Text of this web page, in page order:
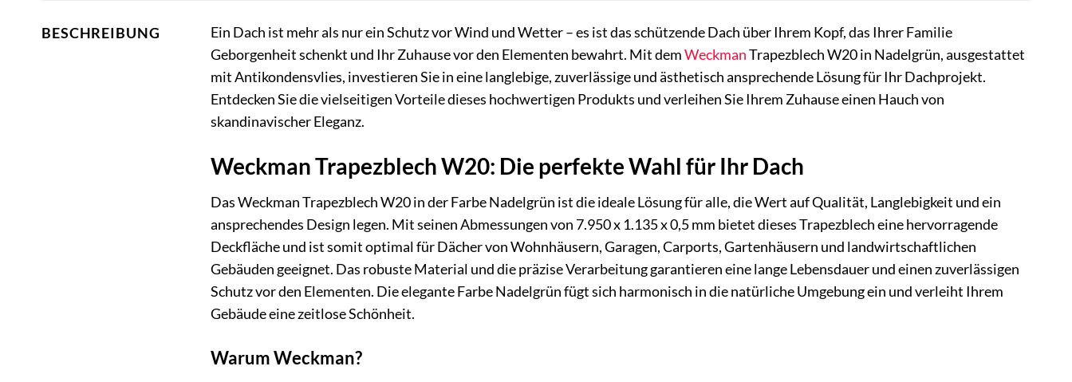
BESCHREIBUNG
Ein Dach ist mehr als nur ein Schutz vor Wind und Wetter – es ist das schützende Dach über Ihrem Kopf, das Ihrer Familie
Geborgenheit schenkt und Ihr Zuhause vor den Elementen bewahrt. Mit demWeckmanTrapezblech W20 in Nadelgrün, ausgestattet
mit Antikondensvlies, investieren Sie in eine langlebige, zuverlässige und ästhetisch ansprechende Lösung für Ihr Dachprojekt.
Entdecken Sie die vielseitigen Vorteile dieses hochwertigen Produkts und verleihen Sie Ihrem Zuhause einen Hauch von
skandinavischer Eleganz.
Weckman Trapezblech W20: Die perfekte Wahl für Ihr Dach
Das Weckman Trapezblech W20 in der Farbe Nadelgrün ist die ideale Lösung für alle, die Wert auf Qualität, Langlebigkeit und ein
ansprechendes Design legen. Mit seinen Abmessungen von 7.950 x 1.135 x 0,5 mm bietet dieses Trapezblech eine hervorragende
Deckfläche und ist somit optimal für Dächer von Wohnhäusern, Garagen, Carports, Gartenhäusern und landwirtschaftlichen
Gebäuden geeignet. Das robuste Material und die präzise Verarbeitung garantieren eine lange Lebensdauer und einen zuverlässigen
Schutz vor den Elementen. Die elegante Farbe Nadelgrün fügt sich harmonisch in die natürliche Umgebung ein und verleiht Ihrem
Gebäude eine zeitlose Schönheit.
Warum Weckman?